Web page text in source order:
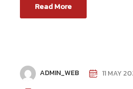
Read More
ADMIN_WEB
11 MAY